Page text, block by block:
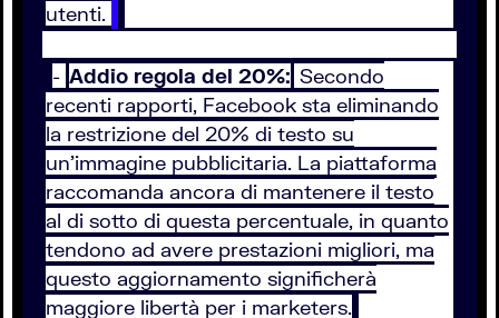
utenti.
- Addio regola del 20%: Secondo
recenti rapporti, Facebook sta eliminando
la restrizione del 20% di testo su
un'immagine pubblicitaria. La piattaforma
raccomanda ancora di mantenere il testo
al di sotto di questa percentuale, in quanto
tendono ad avere prestazioni migliori, ma
questo aggiornamento significherà
maggiore libertà per i marketers.